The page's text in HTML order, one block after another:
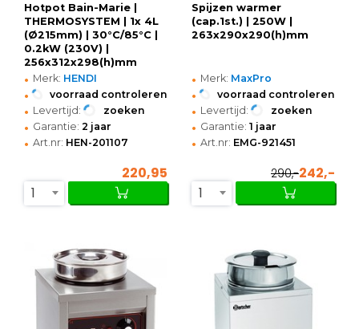
Hotpot Bain-Marie |
THERMOSYSTEM | 1x 4L
(Ø215mm) | 30°C/85°C |
0.2kW (230V) |
256x312x298(h)mm
• Merk: HENDI
• voorraad controleren
• Levertijd: zoeken
• Garantie: 2 jaar
• Art.nr: HEN-201107
220,95
1
Spijzen warmer
(cap.1st.) | 250W |
263x290x290(h)mm
• Merk: MaxPro
• voorraad controleren
• Levertijd: zoeken
• Garantie: 1 jaar
• Art.nr: EMG-921451
290,-242,-
1